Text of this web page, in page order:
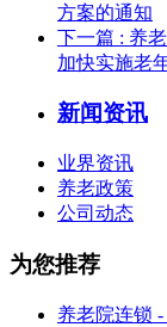
方案的通知
下一篇 : 养
加快实施老
新闻资讯
业界资讯
养老政策
公司动态
为您推荐
养老院连锁